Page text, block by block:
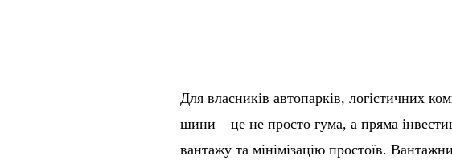
Для власників автопарків, логістичних
шини – це не просто гума, а пряма
вантажу та мінімізацію простоїв.